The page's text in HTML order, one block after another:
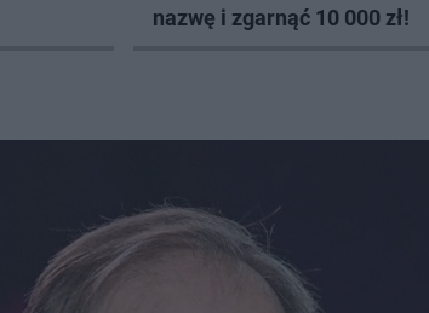
nazwę i zgarnąć 10 000 zł!